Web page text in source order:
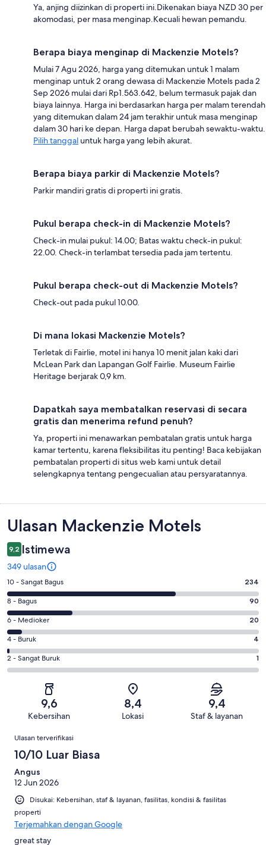
Ya, anjing diizinkan di properti ini.Dikenakan biaya NZD 30 per
akomodasi, per masa menginap.Kecuali hewan pemandu.
Berapa biaya menginap di Mackenzie Motels?
Mulai 7 Agu 2026, harga yang ditemukan untuk 1 malam
menginap untuk 2 orang dewasa di Mackenzie Motels pada 2
Sep 2026 mulai dari Rp1.563.642, belum termasuk pajak dan
biaya lainnya. Harga ini berdasarkan harga per malam terendah
yang ditemukan dalam 24 jam terakhir untuk masa menginap
dalam 30 hari ke depan. Harga dapat berubah sewaktu-waktu.
Pilih tanggal untuk harga yang lebih akurat.
Berapa biaya parkir di Mackenzie Motels?
Parkir mandiri gratis di properti ini gratis.
Pukul berapa check-in di Mackenzie Motels?
Check-in mulai pukul: 14.00; Batas waktu check-in pukul:
22.00. Check-in terlambat tersedia pada jam tertentu.
Pukul berapa check-out di Mackenzie Motels?
Check-out pada pukul 10.00.
Di mana lokasi Mackenzie Motels?
Terletak di Fairlie, motel ini hanya 10 menit jalan kaki dari
McLean Park dan Lapangan Golf Fairlie. Museum Fairlie
Heritage berjarak 0,9 km.
Dapatkah saya membatalkan reservasi di secara
gratis dan menerima refund penuh?
Ya, properti ini menawarkan pembatalan gratis untuk harga
kamar tertentu, karena fleksibilitas itu penting! Baca kebijakan
pembatalan properti di situs web kami untuk detail
selengkapnya tentang pengecualian atau persyaratannya.
Ulasan
Ulasan Mackenzie Motels
9,2 Istimewa
349 ulasan
Penilaian
10
-
Sangat
Bagus.
234
dari
349
10 - Sangat Bagus 234
Penilaian
8
-
Bagus.
90
dari
8 - Bagus 90
Penilaian
6
-
Medioker.
20
6 - Medioker 20
Penilaian
4
-
4 - Buruk 4
Penilaian
2
dari
ulasan
2 - Sangat Buruk 1
9,6
Kebersihan
8,4
Lokasi
9,4
Staf & layanan
Ulasan
Ulasan terverifikasi
10/10 Luar Biasa
Angus
12 Jun 2026
Disukai: Kebersihan, staf & layanan, fasilitas, kondisi & fasilitas
properti
Terjemahkan dengan Google
great stay